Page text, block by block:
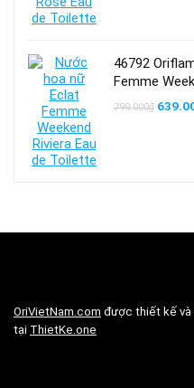
46792
Femme
799.000₫ Giá
OriVietNam.com được thiết kế và
tại ThietKe.one